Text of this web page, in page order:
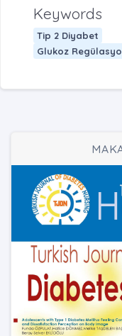
Keywords
Tip 2 Diyabet
Glukoz